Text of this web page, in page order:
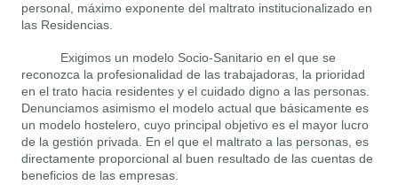
personal, máximo exponente del maltrato institucionalizado en
las Residencias.
Exigimos un modelo Socio-Sanitario en el que se
reconozca la profesionalidad de las trabajadoras, la prioridad
en el trato hacia residentes y el cuidado digno a las personas.
Denunciamos asimismo el modelo actual que básicamente es
un modelo hostelero, cuyo principal objetivo es el mayor lucro
de la gestión privada. En el que el maltrato a las personas, es
directamente proporcional al buen resultado de las cuentas de
beneficios de las empresas.